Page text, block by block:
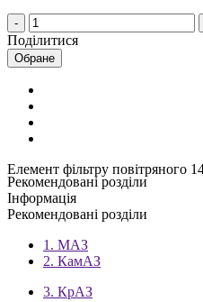
Поділитися
Обране
Елемент фільтру повітряного
Рекомендовані розділи
Інформація
Рекомендовані розділи
1. МАЗ
2. КамАЗ
3. КрАЗ